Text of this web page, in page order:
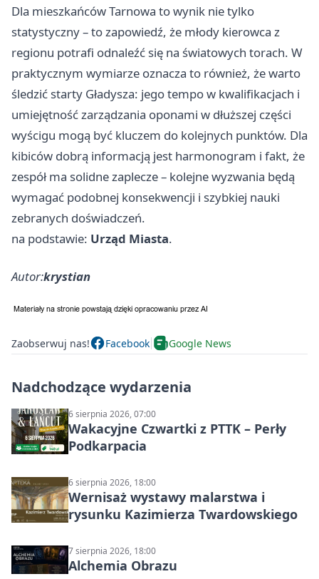
Dla mieszkańców Tarnowa to wynik nie tylko
statystyczny – to zapowiedź, że młody kierowca z
regionu potrafi odnaleźć się na światowych torach. W
praktycznym wymiarze oznacza to również, że warto
śledzić starty Gładysza: jego tempo w kwalifikacjach i
umiejętność zarządzania oponami w dłuższej części
wyścigu mogą być kluczem do kolejnych punktów. Dla
kibiców dobrą informacją jest harmonogram i fakt, że
zespół ma solidne zaplecze – kolejne wyzwania będą
wymagać podobnej konsekwencji i szybkiej nauki
zebranych doświadczeń.
na podstawie: Urząd Miasta.
Autor:krystian
Zaobserwuj nas! Facebook Google News
Nadchodzące wydarzenia
6 sierpnia 2026, 07:00
Wakacyjne Czwartki z PTTK – Perły
Podkarpacia
6 sierpnia 2026, 18:00
Wernisaż wystawy malarstwa i
rysunku Kazimierza Twardowskiego
7 sierpnia 2026, 18:00
Alchemia Obrazu